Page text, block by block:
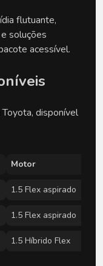
flutuante,
soluções
acessível.
disponível
Motor
1.5 Flex aspirado
1.5 Flex aspirado
1.5 Híbrido Flex